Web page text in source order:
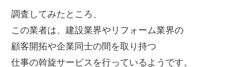
調査してみたところ、
この業者は、建設業界やリフォーム業界の
顧客開拓や企業同士の間を取り持つ
仕事の斡旋サービスを行っているようです。